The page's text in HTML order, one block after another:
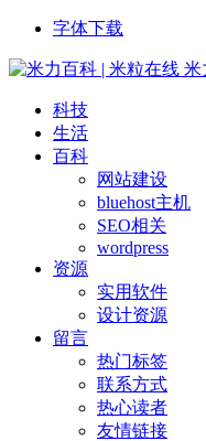
字体下载
米
科技
生活
百科
网站建设
bluehost主机
SEO相关
wordpress
资源
实用软件
设计资源
留言
热门标签
联系方式
热心读者
友情链接